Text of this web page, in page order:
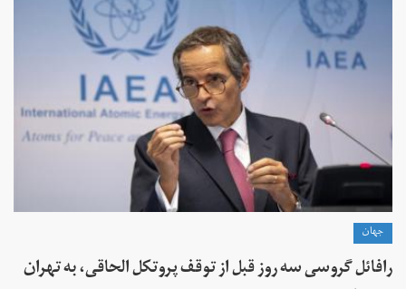
جهان
رافائل گروسی سه روز قبل از توقف پروتکل الحاقی، به تهران